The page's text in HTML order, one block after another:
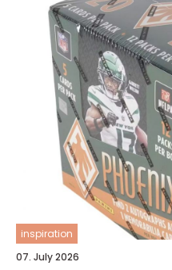
inspiration
07. July 2026